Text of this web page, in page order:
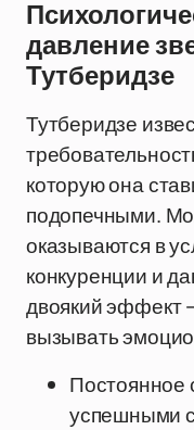
давление
Тутберидзе
Тутберидзе
которую она
подопечными.
оказываются в
конкуренции и
двоякий эффект
вызывать
Постоянное
успешными